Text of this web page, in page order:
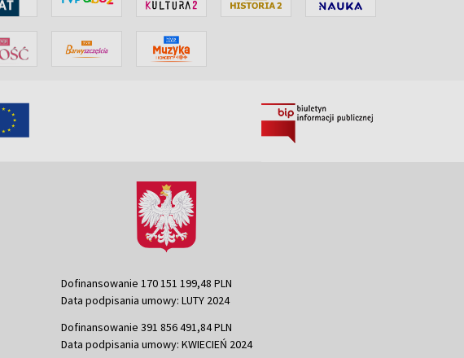
Dofinansowanie 170 151 199,48 PLN
Data podpisania umowy: LUTY 2024
Dofinansowanie 391 856 491,84 PLN
Data podpisania umowy: KWIECIEŃ 2024